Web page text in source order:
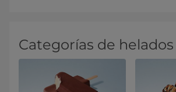
Categorías de helados